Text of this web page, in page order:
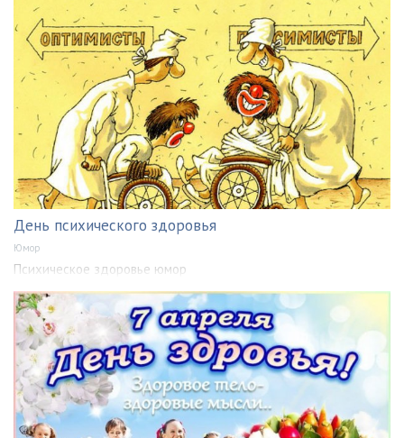
День психического здоровья
Юмор
Психическое здоровье юмор